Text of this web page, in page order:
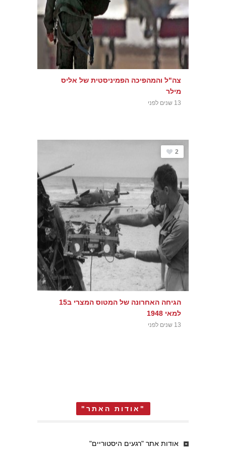
צה"ל והמהפיכה הפמיניסטית של אליס
מילר
13 שנים לפני
2
הגיחה האחרונה של המטוס המצרי ב15
למאי 1948
13 שנים לפני
"אודות האתר"
אודות אתר "רגעים היסטוריים"